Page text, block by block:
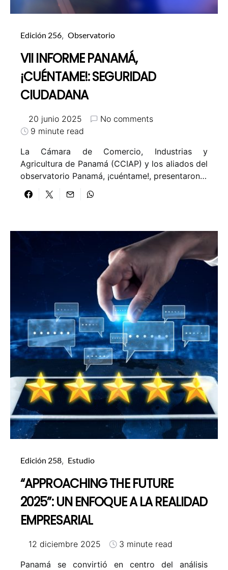
Edición 256 Observatorio
VII INFORME PANAMÁ,
¡CUÉNTAME!: SEGURIDAD
CIUDADANA
20 junio 2025
No comments
9 minute read
La Cámara de Comercio, Industrias y
Agricultura de Panamá (CCIAP) y los aliados del
observatorio Panamá, ¡cuéntame!, presentaron…
Edición 258 Estudio
“APPROACHING THE FUTURE
2025”: UN ENFOQUE A LA REALIDAD
EMPRESARIAL
12 diciembre 2025
3 minute read
Panamá se convirtió en centro del análisis